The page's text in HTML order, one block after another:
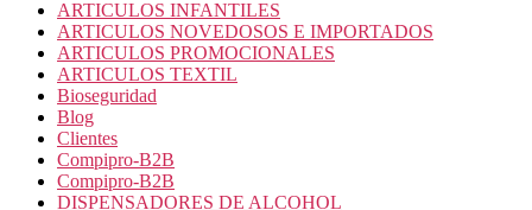
ARTICULOS INFANTILES
ARTICULOS NOVEDOSOS E IMPORTADOS
ARTICULOS PROMOCIONALES
ARTICULOS TEXTIL
Bioseguridad
Blog
Clientes
Compipro-B2B
Compipro-B2B
DISPENSADORES DE ALCOHOL